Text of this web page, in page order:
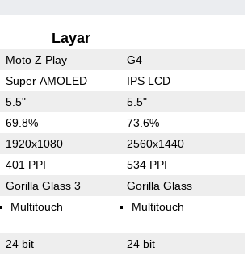
Layar
Moto Z Play G4
Super AMOLED IPS LCD
5.5" 5.5"
69.8% 73.6%
1920x1080 2560x1440
401 PPI 534 PPI
Gorilla Glass 3 Gorilla Glass
Multitouch Multitouch
24 bit 24 bit